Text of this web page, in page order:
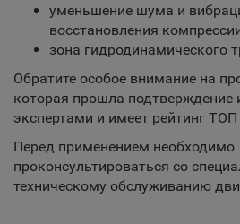
уменьшение шума и
восстановления
зона гидродинамического
Обратите особое внимание на
которая прошла подтверждение
экспертами и имеет рейтинг
Перед применением необходимо
проконсультироваться со
техническому обслуживанию